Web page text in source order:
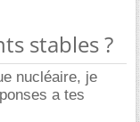
stables ?
nucléaire, je
a tes